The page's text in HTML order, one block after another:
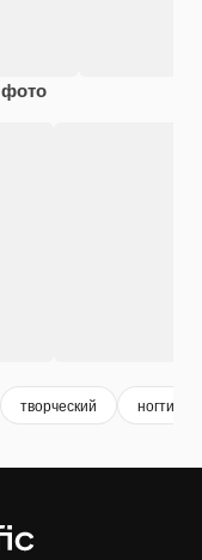
фото
творческий ногти